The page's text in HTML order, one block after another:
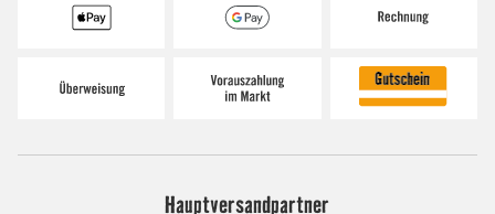
Hauptversandpartner